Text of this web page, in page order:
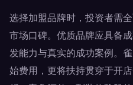
选择加盟品牌时，投资者需
市场口碑。优质品牌应具备
发能力与真实的成功案例。
始费用，更将扶持贯穿于开